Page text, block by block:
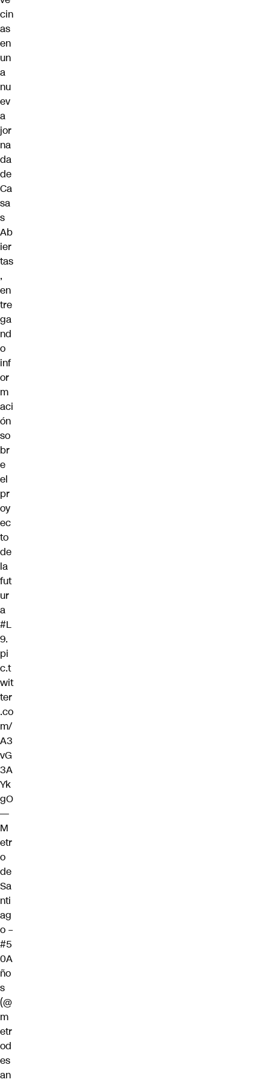
cin
as
en
un
a
nu
ev
a
jor
na
da
de
Ca
sa
s
Ab
ier
tas
,
en
tre
ga
nd
o
inf
or
m
aci
ón
so
br
e
el
pr
oy
ec
to
de
la
fut
ur
a
#L
9.
pi
c.t
wit
ter
.co
m/
A3
vG
3A
Yk
gO
—
M
etr
o
de
Sa
nti
ag
o –
#5
0A
ño
s
(@
m
etr
od
es
an